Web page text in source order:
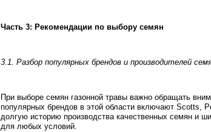
Часть 3: Рекомендации по выбору семян
3.1. Разбор популярных брендов и производителей
При выборе семян газонной травы важно обращать
популярных брендов в этой области включают Scotts,
долгую историю производства качественных семян и
для любых условий.